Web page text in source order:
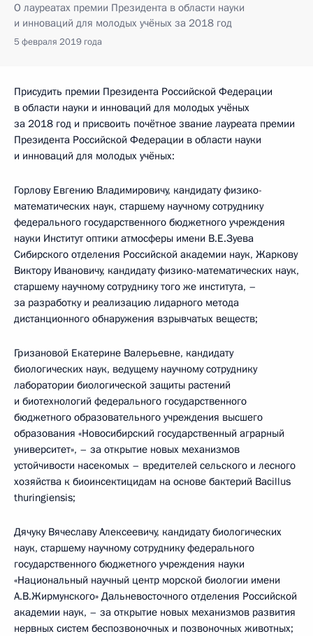
О лауреатах премии Президента в области науки
и инноваций для молодых учёных за 2018 год
5 февраля 2019 года
Присудить премии Президента Российской Федерации
в области науки и инноваций для молодых учёных
за 2018 год и присвоить почётное звание лауреата премии
Президента Российской Федерации в области науки
и инноваций для молодых учёных:
Горлову Евгению Владимировичу, кандидату физико-
математических наук, старшему научному сотруднику
федерального государственного бюджетного учреждения
науки Институт оптики атмосферы имени В.Е.Зуева
Сибирского отделения Российской академии наук, Жаркову
Виктору Ивановичу, кандидату физико-математических наук,
старшему научному сотруднику того же института, –
за разработку и реализацию лидарного метода
дистанционного обнаружения взрывчатых веществ;
Гризановой Екатерине Валерьевне, кандидату
биологических наук, ведущему научному сотруднику
лаборатории биологической защиты растений
и биотехнологий федерального государственного
бюджетного образовательного учреждения высшего
образования «Новосибирский государственный аграрный
университет», – за открытие новых механизмов
устойчивости насекомых – вредителей сельского и лесного
хозяйства к биоинсектицидам на основе бактерий Bacillus
thuringiensis;
Дячуку Вячеславу Алексеевичу, кандидату биологических
наук, старшему научному сотруднику федерального
государственного бюджетного учреждения науки
«Национальный научный центр морской биологии имени
А.В.Жирмунского» Дальневосточного отделения Российской
академии наук, – за открытие новых механизмов развития
нервных систем беспозвоночных и позвоночных животных;